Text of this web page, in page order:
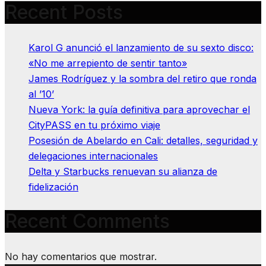
Recent Posts
Karol G anunció el lanzamiento de su sexto disco:
«No me arrepiento de sentir tanto»
James Rodríguez y la sombra del retiro que ronda
al ’10’
Nueva York: la guía definitiva para aprovechar el
CityPASS en tu próximo viaje
Posesión de Abelardo en Cali: detalles, seguridad y
delegaciones internacionales
Delta y Starbucks renuevan su alianza de
fidelización
Recent Comments
No hay comentarios que mostrar.